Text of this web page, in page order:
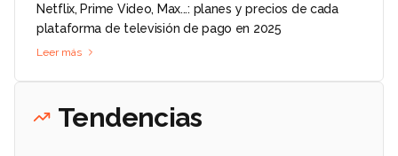
Netflix, Prime Video, Max...: planes y precios de cada
plataforma de televisión de pago en 2025
Leer más
Tendencias